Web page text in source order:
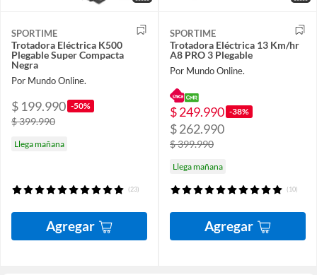
SPORTIME
Trotadora Eléctrica K500
Plegable Super Compacta
Negra
Por Mundo Online.
$ 199.990 -50%
$ 399.990
Llega mañana
(23)
Agregar
SPORTIME
Trotadora Eléctrica 13 Km/hr
A8 PRO 3 Plegable
Por Mundo Online.
$ 249.990 -38%
$ 262.990
$ 399.990
Llega mañana
(10)
Agregar